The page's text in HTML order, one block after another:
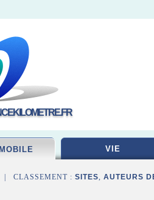
VIE
| CLASSEMENT : SITES, AUTEURS